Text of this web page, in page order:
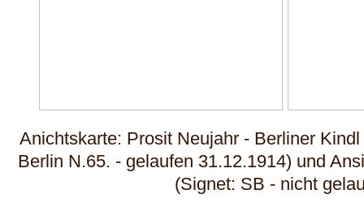
Anichtskarte: Prosit Neujahr - Berliner
Berlin N.65. - gelaufen 31.12.1914) und
(Signet: SB - nicht